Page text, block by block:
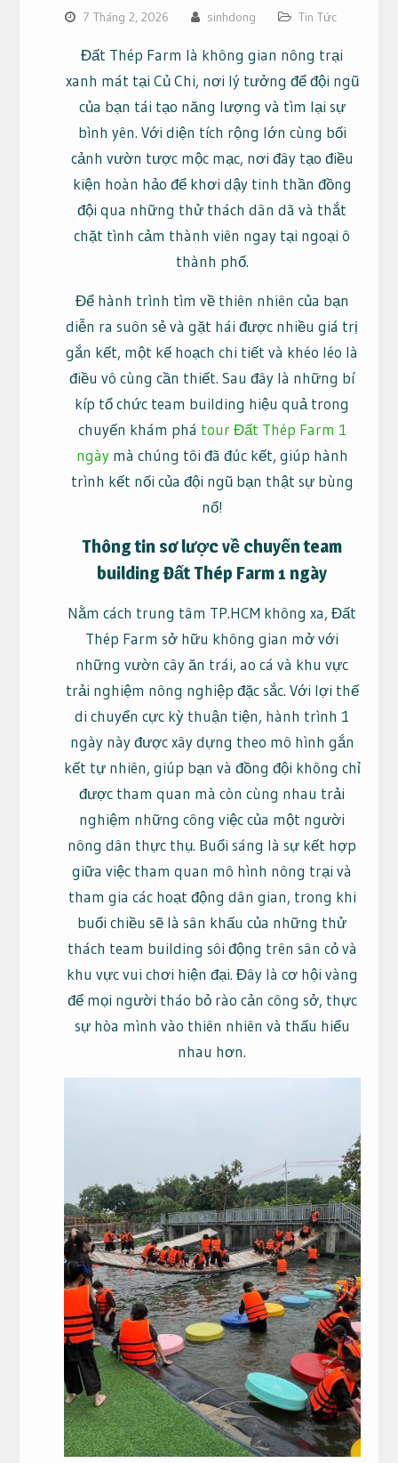
7 Tháng 2, 2026 sinhdong Tin Tức
Đất Thép Farm là không gian nông trại
xanh mát tại Củ Chi, nơi lý tưởng để đội ngũ
của bạn tái tạo năng lượng và tìm lại sự
bình yên. Với diện tích rộng lớn cùng bối
cảnh vườn tược mộc mạc, nơi đây tạo điều
kiện hoàn hảo để khơi dậy tinh thần đồng
đội qua những thử thách dân dã và thắt
chặt tình cảm thành viên ngay tại ngoại ô
thành phố.
Để hành trình tìm về thiên nhiên của bạn
diễn ra suôn sẻ và gặt hái được nhiều giá trị
gắn kết, một kế hoạch chi tiết và khéo léo là
điều vô cùng cần thiết. Sau đây là những bí
kíp tổ chức team building hiệu quả trong
chuyến khám phá tour Đất Thép Farm 1
ngàymà chúng tôi đã đúc kết, giúp hành
trình kết nối của đội ngũ bạn thật sự bùng
nổ!
Thông tin sơ lược về chuyến team
building Đất Thép Farm 1 ngày
Nằm cách trung tâm TP.HCM không xa, Đất
Thép Farm sở hữu không gian mở với
những vườn cây ăn trái, ao cá và khu vực
trải nghiệm nông nghiệp đặc sắc. Với lợi thế
di chuyển cực kỳ thuận tiện, hành trình 1
ngày này được xây dựng theo mô hình gắn
kết tự nhiên, giúp bạn và đồng đội không chỉ
được tham quan mà còn cùng nhau trải
nghiệm những công việc của một người
nông dân thực thụ. Buổi sáng là sự kết hợp
giữa việc tham quan mô hình nông trại và
tham gia các hoạt động dân gian, trong khi
buổi chiều sẽ là sân khấu của những thử
thách team building sôi động trên sân cỏ và
khu vực vui chơi hiện đại. Đây là cơ hội vàng
để mọi người tháo bỏ rào cản công sở, thực
sự hòa mình vào thiên nhiên và thấu hiểu
nhau hơn.